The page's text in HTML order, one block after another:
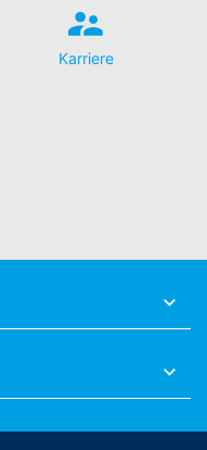
Karriere